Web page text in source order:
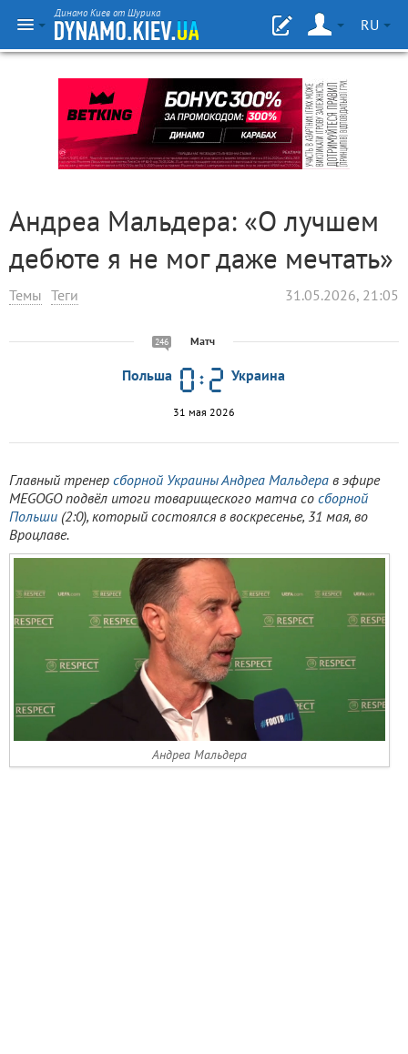
Динамо Киев от Шурика
RU
Андреа Мальдера: «О лучшем
дебюте я не мог даже мечтать»
Темы Теги 31.05.2026, 21:05
246 Матч
Польша Украина
31 мая 2026
Главный тренер сборной УкраиныАндреа Мальдера в эфире
MEGOGO подвёл итоги товарищеского матча со сборной
Польши (2:0), который состоялся в воскресенье, 31 мая, во
Вроцлаве.
Андреа Мальдера